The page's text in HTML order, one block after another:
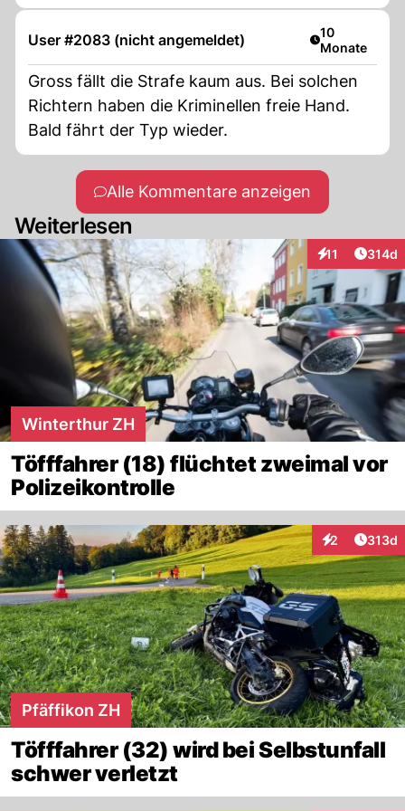
User #2083 (nicht angemeldet) Artikel
10
Monate
Gross fällt die Strafe kaum aus. Bei solchen
Richtern haben die Kriminellen freie Hand.
Bald fährt der Typ wieder.
Alle Kommentare anzeigen
Weiterlesen
11
Interaktionen
314d
Winterthur ZH
Töfffahrer (18) flüchtet zweimal vor
Polizeikontrolle
2
Interaktionen
313d
Pfäffikon ZH
Töfffahrer (32) wird bei Selbstunfall
schwer verletzt